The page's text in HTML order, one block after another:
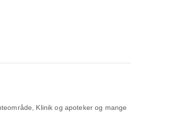
Klinik og apoteker og mange